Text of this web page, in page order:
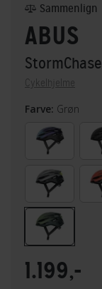
ABUS
Cykelhjelme
Sammenlign
Farve: Grøn
1.199,-